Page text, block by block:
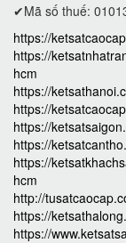
✔Mã số thuế:
https://
https://
hcm
https://
https://
https://
https://
https://
hcm
http://
https://
https://